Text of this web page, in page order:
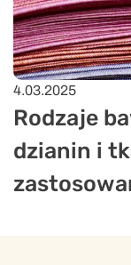
4.03.2025
Rodzaje
dzianin i